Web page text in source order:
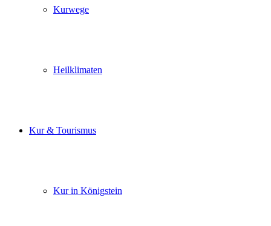
Kurwege
Heilklimaten
Kur & Tourismus
Kur in Königstein